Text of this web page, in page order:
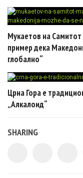
Мукаетов на Самитот
пример дека
глобално“
Црна Гора e
„Алкалоид“
SHARING